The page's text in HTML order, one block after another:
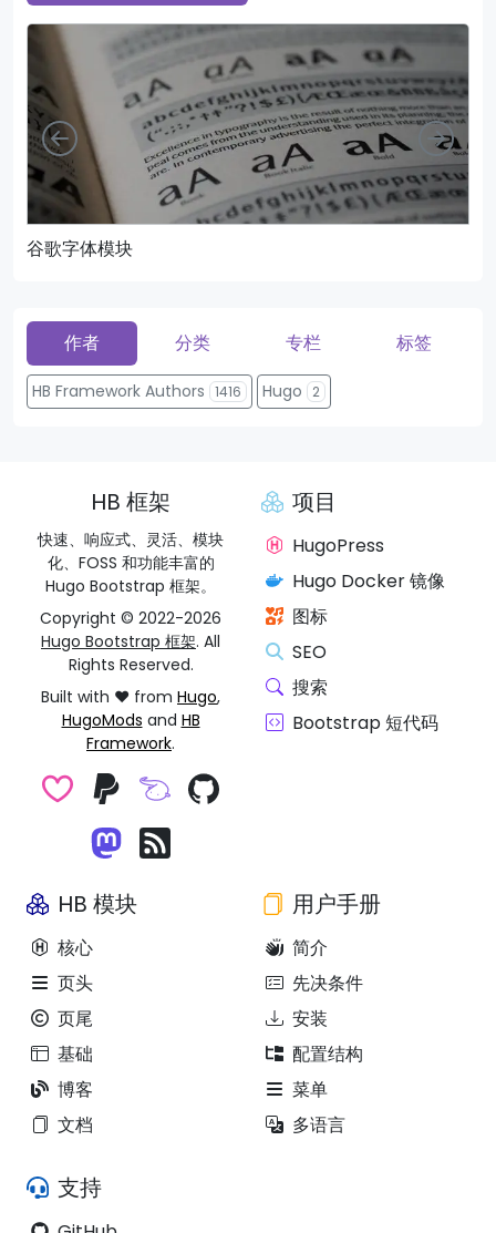
谷歌字体模块
向左 向右
作者 分类 专栏 标签
HB Framework Authors 1416 Hugo 2
HB 框架
快速、响应式、灵活、模块
化、FOSS 和功能丰富的
Hugo Bootstrap 框架。
Copyright © 2022-2026
Hugo Bootstrap 框架. All
Rights Reserved.
Built with ❤️ from Hugo,
HugoMods and HB
Framework.
项目
HugoPress
Hugo Docker 镜像
图标
SEO
搜索
Bootstrap 短代码
HB 模块
核心
页头
页尾
基础
博客
文档
用户手册
简介
先决条件
安装
配置结构
菜单
多语言
支持